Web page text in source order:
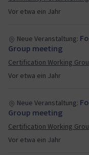
Vor etwa ein Jahr
Vor etwa ein Jahr
Neue Veranstaltung:
Group meeting
Certification Working
Vor etwa ein Jahr
Neue Veranstaltung:
Group meeting
Certification Working